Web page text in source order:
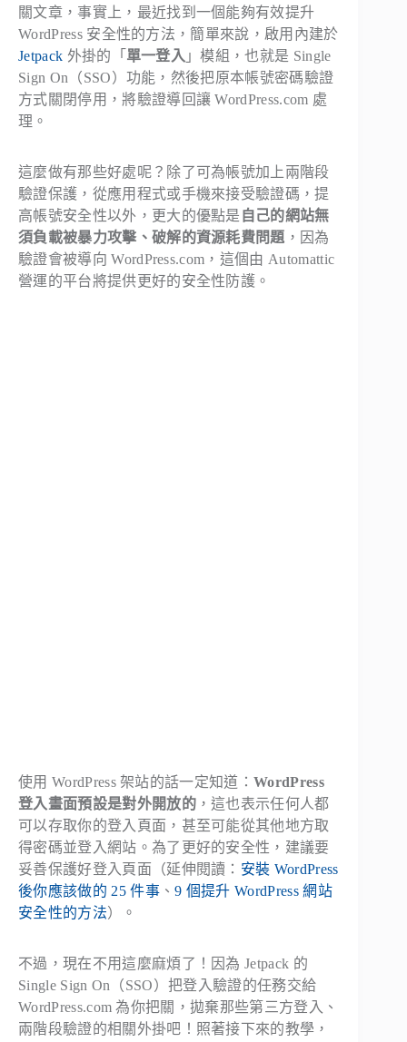
關文章，事實上，最近找到一個能夠有效提升
WordPress 安全性的方法，簡單來說，啟用內建於
Jetpack 外掛的「 單一登入 」模組，也就是 Single
Sign On（SSO）功能，然後把原本帳號密碼驗證
方式關閉停用，將驗證導回讓 WordPress.com 處
理。
這麼做有那些好處呢？除了可為帳號加上兩階段
驗證保護，從應用程式或手機來接受驗證碼，提
高帳號安全性以外，更大的優點是 自己的網站無
須負載被暴力攻擊、破解的資源耗費問題 ，因為
驗證會被導向 WordPress.com，這個由 Automattic
營運的平台將提供更好的安全性防護。
使用 WordPress 架站的話一定知道：WordPress
登入畫面預設是對外開放的，這也表示任何人都
可以存取你的登入頁面，甚至可能從其他地方取
得密碼並登入網站。為了更好的安全性，建議要
妥善保護好登入頁面（延伸閱讀： 安裝 WordPress
後你應該做的 25 件事、9 個提升 WordPress 網站
安全性的方法）。
不過，現在不用這麼麻煩了！因為 Jetpack 的
Single Sign On（SSO）把登入驗證的任務交給
WordPress.com 為你把關，拋棄那些第三方登入、
兩階段驗證的相關外掛吧！照著接下來的教學，